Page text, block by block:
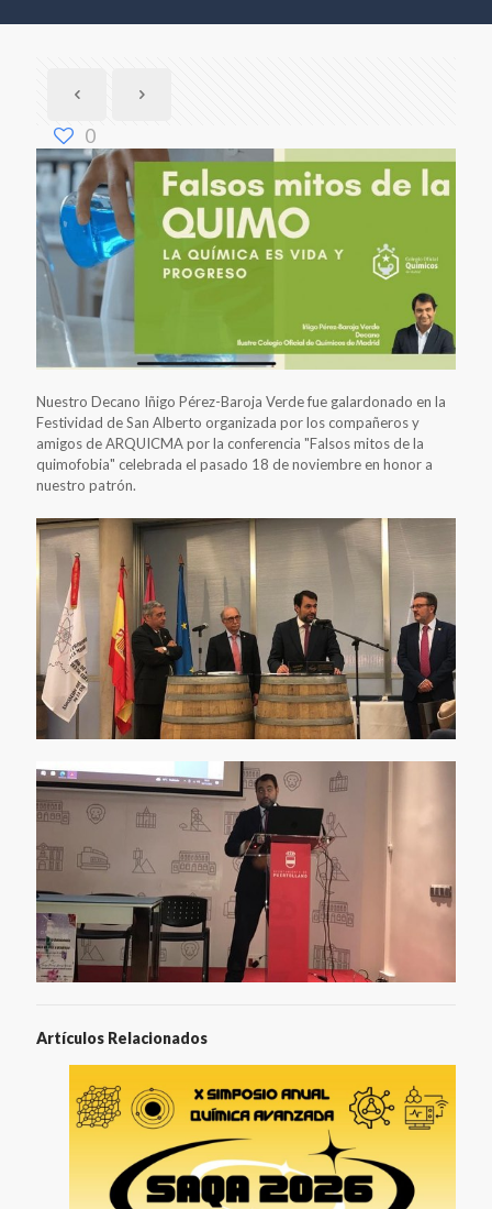
0
Nuestro Decano Iñigo Pérez-Baroja Verde fue galardonado en la
Festividad de San Alberto organizada por los compañeros y
amigos de ARQUICMA por la conferencia "Falsos mitos de la
quimofobia" celebrada el pasado 18 de noviembre en honor a
nuestro patrón.
Artículos Relacionados